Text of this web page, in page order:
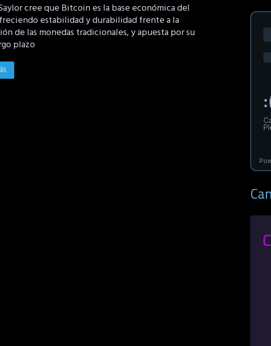
cree que Bitcoin es la base económica del
estabilidad y durabilidad frente a la
de las monedas tradicionales, y apuesta por su
plazo